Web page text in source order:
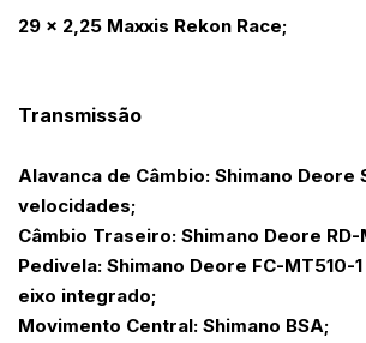
29 x 2,25 Maxxis Rekon Race;
Transmissão
Alavanca de Câmbio: Shimano Deore
velocidades;
Câmbio Traseiro: Shimano Deore RD-
Pedivela: Shimano Deore FC-MT510-
eixo integrado;
Movimento Central: Shimano BSA;